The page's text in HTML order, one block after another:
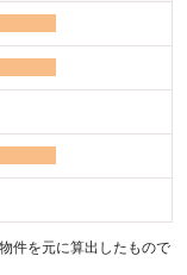
件を元に算出したもので